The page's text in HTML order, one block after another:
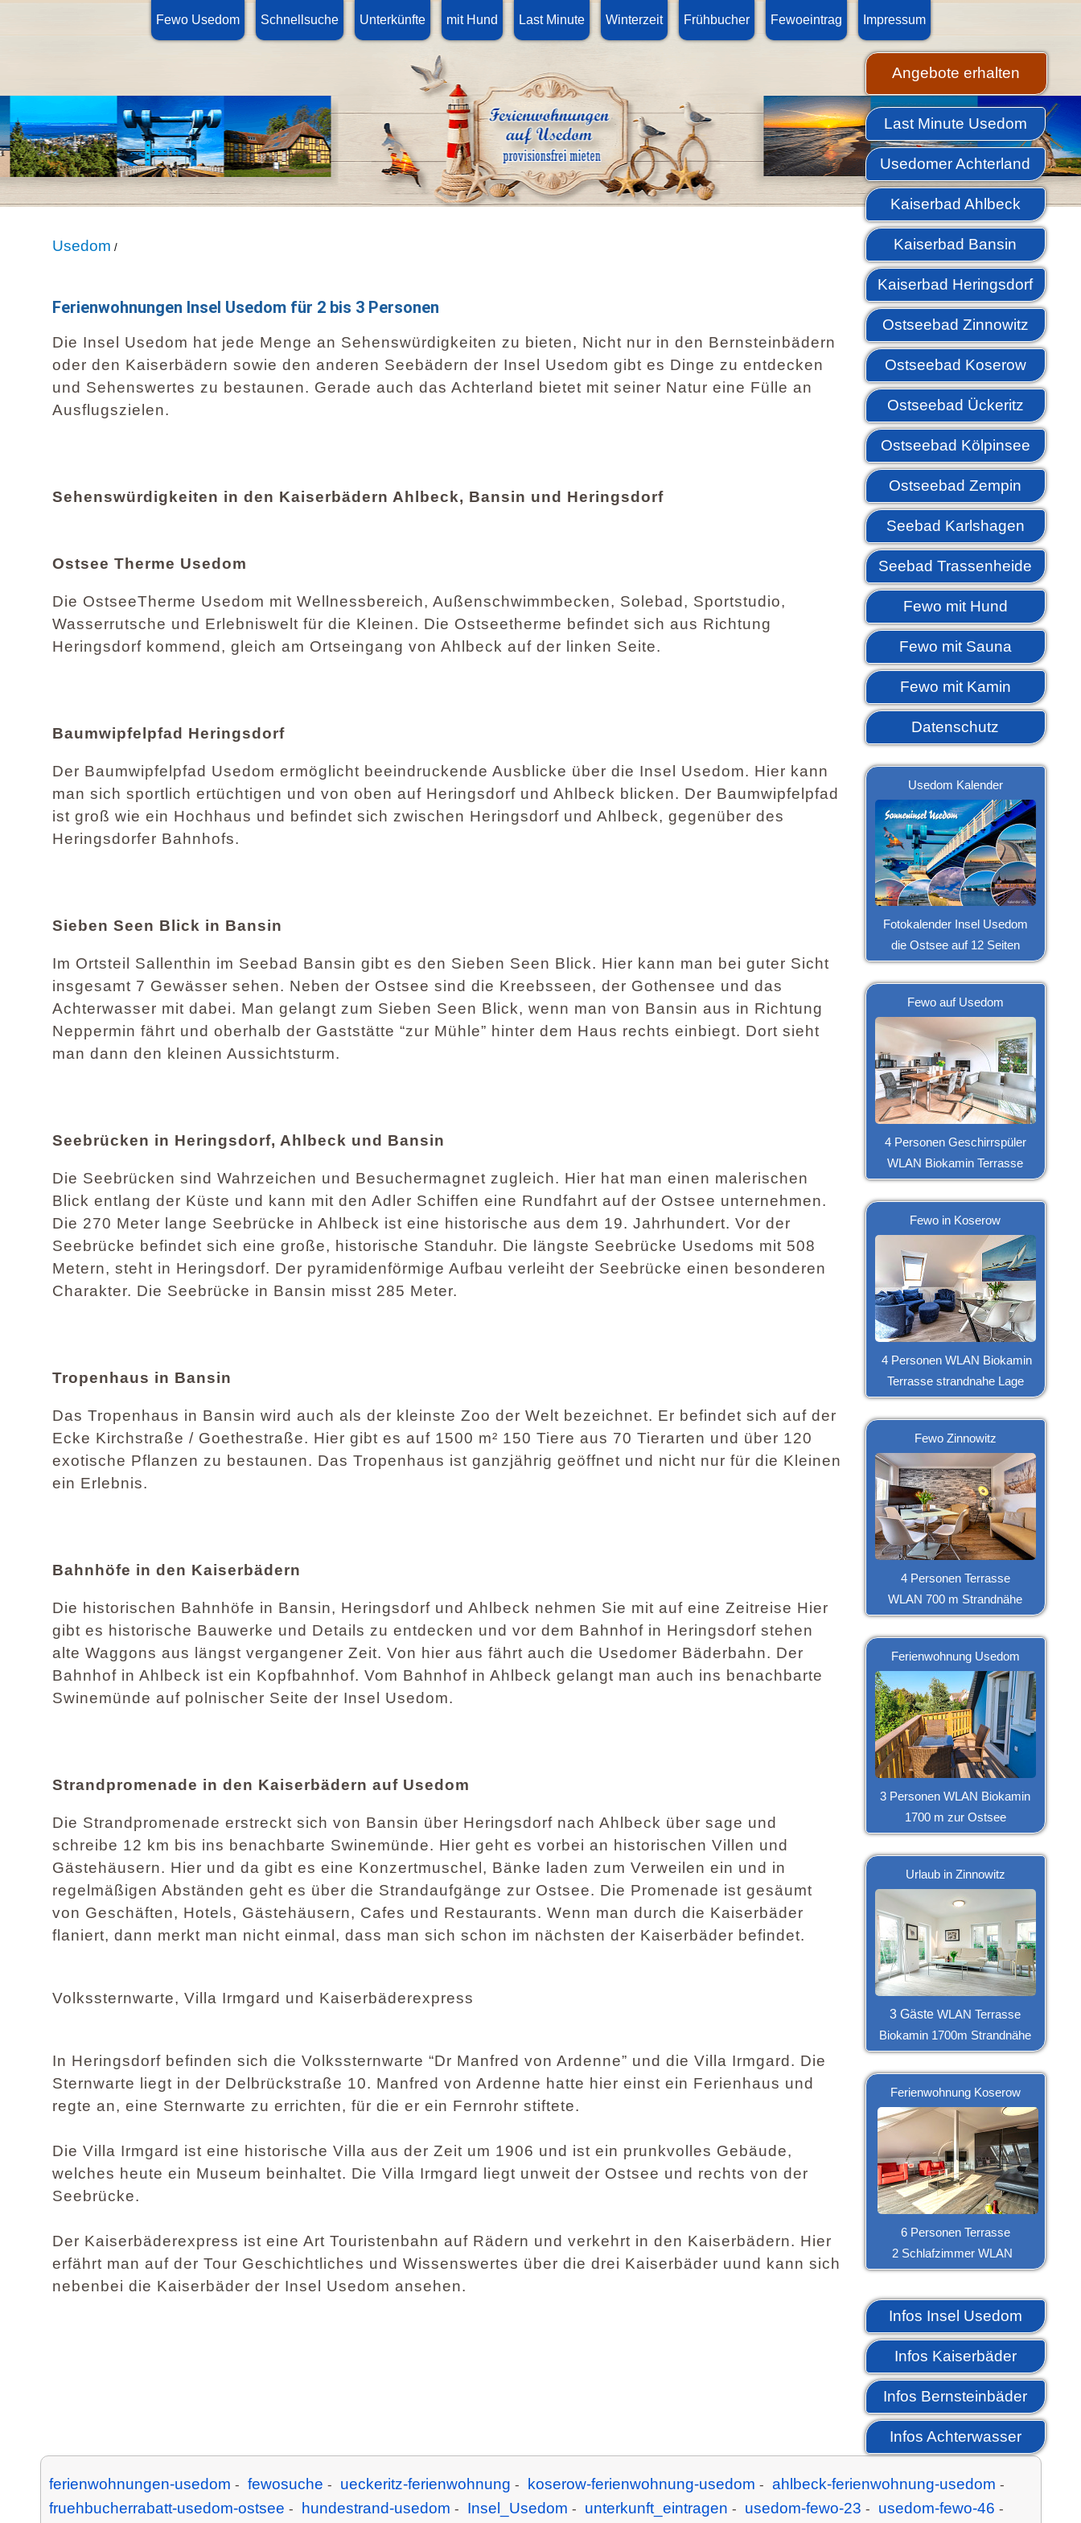
Fewo Usedom Schnellsuche Unterkünfte mit Hund Last Minute Winterzeit Frühbucher Fewoeintrag Impressum
Angebote erhalten
Last Minute Usedom
Usedomer Achterland
Kaiserbad Ahlbeck
Kaiserbad Bansin
Kaiserbad Heringsdorf
Ostseebad Zinnowitz
Ostseebad Koserow
Ostseebad Ückeritz
Ostseebad Kölpinsee
Ostseebad Zempin
Seebad Karlshagen
Seebad Trassenheide
Fewo mit Hund
Fewo mit Sauna
Fewo mit Kamin
Datenschutz
Usedom Kalender
Fotokalender Insel Usedom
die Ostsee auf 12 Seiten
Fewo auf Usedom
4 Personen Geschirrspüler
WLAN Biokamin Terrasse
Fewo in Koserow
4 Personen WLAN Biokamin
Terrasse strandnahe Lage
Fewo Zinnowitz
4 Personen Terrasse
WLAN 700 m Strandnähe
Ferienwohnung Usedom
3 Personen WLAN Biokamin
1700 m zur Ostsee
Urlaub in Zinnowitz
3 Gäste WLAN Terrasse
Biokamin 1700m Strandnähe
Ferienwohnung Koserow
6 Personen Terrasse
2 Schlafzimmer WLAN
Infos Insel Usedom
Infos Kaiserbäder
Infos Bernsteinbäder
Infos Achterwasser
Usedom /
Ferienwohnungen Insel Usedom für 2 bis 3 Personen
Die Insel Usedom hat jede Menge an Sehenswürdigkeiten zu bieten, Nicht nur in den Bernsteinbädern
oder den Kaiserbädern sowie den anderen Seebädern der Insel Usedom gibt es Dinge zu entdecken
und Sehenswertes zu bestaunen. Gerade auch das Achterland bietet mit seiner Natur eine Fülle an
Ausflugszielen.
Sehenswürdigkeiten in den Kaiserbädern Ahlbeck, Bansin und Heringsdorf
Ostsee Therme Usedom
Die OstseeTherme Usedom mit Wellnessbereich, Außenschwimmbecken, Solebad, Sportstudio,
Wasserrutsche und Erlebniswelt für die Kleinen. Die Ostseetherme befindet sich aus Richtung
Heringsdorf kommend, gleich am Ortseingang von Ahlbeck auf der linken Seite.
Baumwipfelpfad Heringsdorf
Der Baumwipfelpfad Usedom ermöglicht beeindruckende Ausblicke über die Insel Usedom. Hier kann
man sich sportlich ertüchtigen und von oben auf Heringsdorf und Ahlbeck blicken. Der Baumwipfelpfad
ist groß wie ein Hochhaus und befindet sich zwischen Heringsdorf und Ahlbeck, gegenüber des
Heringsdorfer Bahnhofs.
Sieben Seen Blick in Bansin
Im Ortsteil Sallenthin im Seebad Bansin gibt es den Sieben Seen Blick. Hier kann man bei guter Sicht
insgesamt 7 Gewässer sehen. Neben der Ostsee sind die Kreebsseen, der Gothensee und das
Achterwasser mit dabei. Man gelangt zum Sieben Seen Blick, wenn man von Bansin aus in Richtung
Neppermin fährt und oberhalb der Gaststätte “zur Mühle” hinter dem Haus rechts einbiegt. Dort sieht
man dann den kleinen Aussichtsturm.
Seebrücken in Heringsdorf, Ahlbeck und Bansin
Die Seebrücken sind Wahrzeichen und Besuchermagnet zugleich. Hier hat man einen malerischen
Blick entlang der Küste und kann mit den Adler Schiffen eine Rundfahrt auf der Ostsee unternehmen.
Die 270 Meter lange Seebrücke in Ahlbeck ist eine historische aus dem 19. Jahrhundert. Vor der
Seebrücke befindet sich eine große, historische Standuhr. Die längste Seebrücke Usedoms mit 508
Metern, steht in Heringsdorf. Der pyramidenförmige Aufbau verleiht der Seebrücke einen besonderen
Charakter. Die Seebrücke in Bansin misst 285 Meter.
Tropenhaus in Bansin
Das Tropenhaus in Bansin wird auch als der kleinste Zoo der Welt bezeichnet. Er befindet sich auf der
Ecke Kirchstraße / Goethestraße. Hier gibt es auf 1500 m² 150 Tiere aus 70 Tierarten und über 120
exotische Pflanzen zu bestaunen. Das Tropenhaus ist ganzjährig geöffnet und nicht nur für die Kleinen
ein Erlebnis.
Bahnhöfe in den Kaiserbädern
Die historischen Bahnhöfe in Bansin, Heringsdorf und Ahlbeck nehmen Sie mit auf eine Zeitreise Hier
gibt es historische Bauwerke und Details zu entdecken und vor dem Bahnhof in Heringsdorf stehen
alte Waggons aus längst vergangener Zeit. Von hier aus fährt auch die Usedomer Bäderbahn. Der
Bahnhof in Ahlbeck ist ein Kopfbahnhof. Vom Bahnhof in Ahlbeck gelangt man auch ins benachbarte
Swinemünde auf polnischer Seite der Insel Usedom.
Strandpromenade in den Kaiserbädern auf Usedom
Die Strandpromenade erstreckt sich von Bansin über Heringsdorf nach Ahlbeck über sage und
schreibe 12 km bis ins benachbarte Swinemünde. Hier geht es vorbei an historischen Villen und
Gästehäusern. Hier und da gibt es eine Konzertmuschel, Bänke laden zum Verweilen ein und in
regelmäßigen Abständen geht es über die Strandaufgänge zur Ostsee. Die Promenade ist gesäumt
von Geschäften, Hotels, Gästehäusern, Cafes und Restaurants. Wenn man durch die Kaiserbäder
flaniert, dann merkt man nicht einmal, dass man sich schon im nächsten der Kaiserbäder befindet.
Volkssternwarte, Villa Irmgard und Kaiserbäderexpress
In Heringsdorf befinden sich die Volkssternwarte “Dr Manfred von Ardenne” und die Villa Irmgard. Die
Sternwarte liegt in der Delbrückstraße 10. Manfred von Ardenne hatte hier einst ein Ferienhaus und
regte an, eine Sternwarte zu errichten, für die er ein Fernrohr stiftete.
Die Villa Irmgard ist eine historische Villa aus der Zeit um 1906 und ist ein prunkvolles Gebäude,
welches heute ein Museum beinhaltet. Die Villa Irmgard liegt unweit der Ostsee und rechts von der
Seebrücke.
Der Kaiserbäderexpress ist eine Art Touristenbahn auf Rädern und verkehrt in den Kaiserbädern. Hier
erfährt man auf der Tour Geschichtliches und Wissenswertes über die drei Kaiserbäder uund kann sich
nebenbei die Kaiserbäder der Insel Usedom ansehen.
ferienwohnungen-usedom - fewosuche - ueckeritz-ferienwohnung - koserow-ferienwohnung-usedom - ahlbeck-ferienwohnung-usedom -
fruehbucherrabatt-usedom-ostsee - hundestrand-usedom - Insel_Usedom - unterkunft_eintragen - usedom-fewo-23 - usedom-fewo-46 -